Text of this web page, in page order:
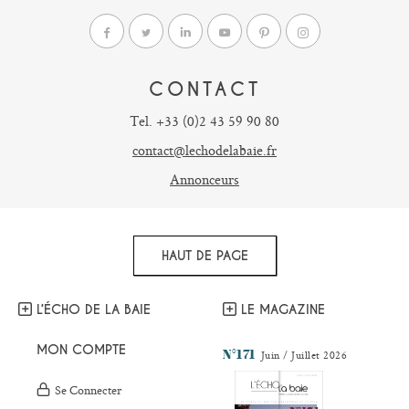
CONTACT
Tel. +33 (0)2 43 59 90 80
contact@lechodelabaie.fr
Annonceurs
HAUT DE PAGE
L’ÉCHO DE LA BAIE
MON COMPTE
Se Connecter
LE MAGAZINE
N°171 Juin / Juillet 2026